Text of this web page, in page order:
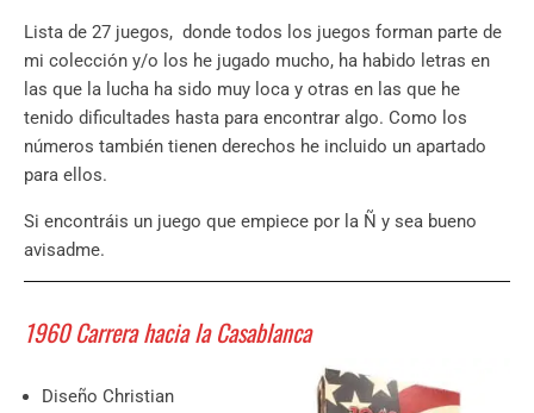
Lista de 27 juegos, donde todos los juegos forman parte de
mi colección y/o los he jugado mucho, ha habido letras en
las que la lucha ha sido muy loca y otras en las que he
tenido dificultades hasta para encontrar algo. Como los
números también tienen derechos he incluido un apartado
para ellos.
Si encontráis un juego que empiece por la Ñ y sea bueno
avisadme.
1960 Carrera hacia la Casablanca
Diseño Christian